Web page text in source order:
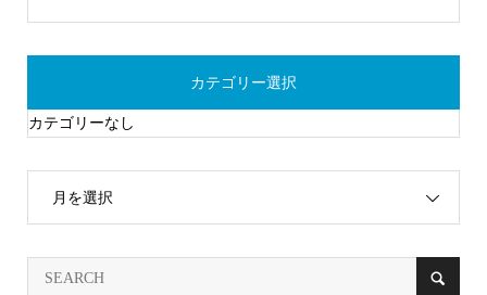
カテゴリー選択
カテゴリーなし
月を選択